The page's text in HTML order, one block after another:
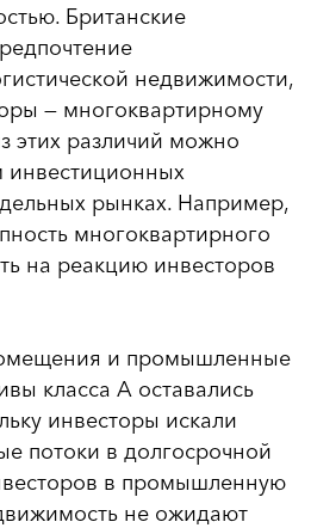
Британские
недвижимости,
— многоквартирному
этих различий можно
инвестиционных
рынках. Например,
многоквартирного
на реакцию инвесторов
и промышленные
класса А оставались
инвесторы искали
потоки в долгосрочной
в промышленную
не ожидают